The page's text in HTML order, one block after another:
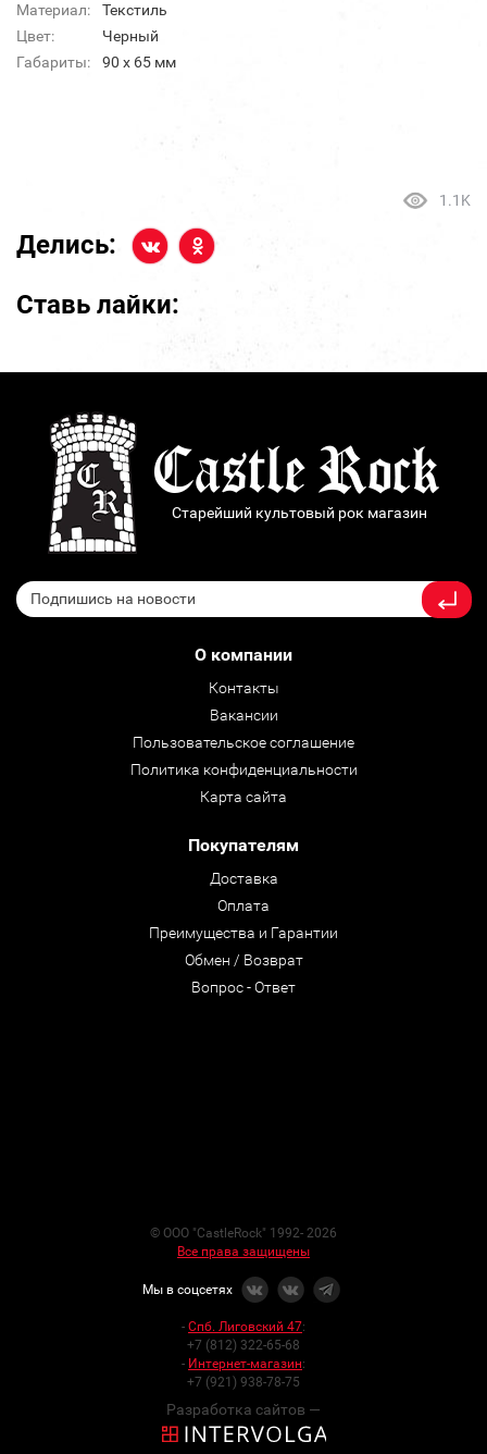
Материал:
Текстиль
Цвет:
Черный
Габариты:
90 x 65 мм
1.1K
Делись:
Ставь лайки:
Старейший культовый рок магазин
О компании
Контакты
Вакансии
Пользовательское соглашение
Политика конфиденциальности
Карта сайта
Покупателям
Доставка
Оплата
Преимущества и Гарантии
Обмен / Возврат
Вопрос - Ответ
© ООО "CastleRock" 1992- 2026
Все права защищены
Мы в соцсетях
- Спб. Лиговский 47:
+7 (812) 322-65-68
- Интернет-магазин:
+7 (921) 938-78-75
Разработка сайтов —